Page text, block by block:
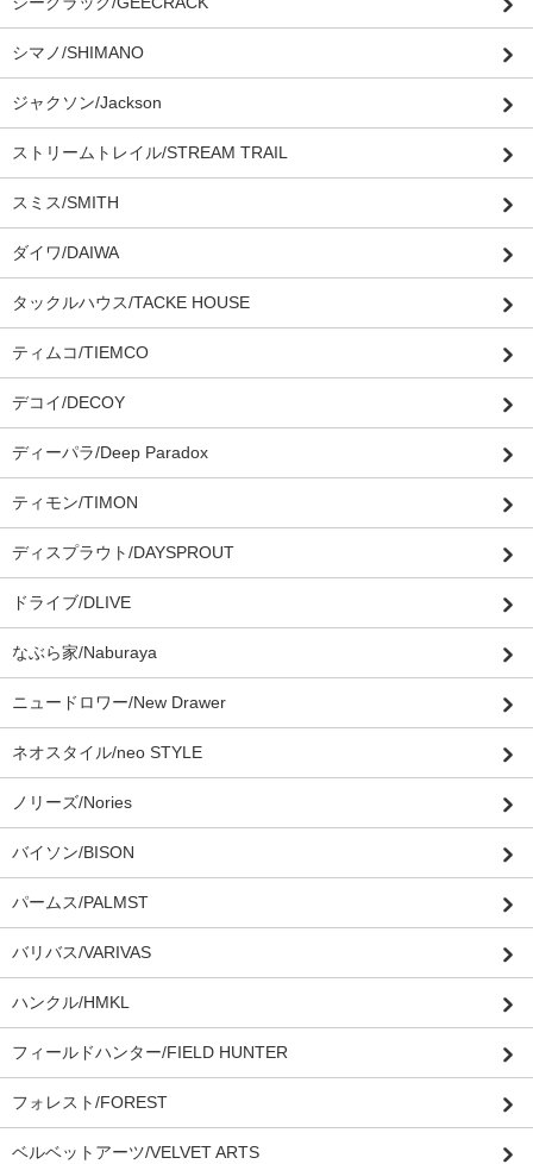
シマノ/SHIMANO
ジャクソン/Jackson
ストリームトレイル/STREAM TRAIL
スミス/SMITH
ダイワ/DAIWA
タックルハウス/TACKE HOUSE
ティムコ/TIEMCO
デコイ/DECOY
ディーパラ/Deep Paradox
ティモン/TIMON
ディスプラウト/DAYSPROUT
ドライブ/DLIVE
なぶら家/Naburaya
ニュードロワー/New Drawer
ネオスタイル/neo STYLE
ノリーズ/Nories
バイソン/BISON
パームス/PALMST
バリバス/VARIVAS
ハンクル/HMKL
フィールドハンター/FIELD HUNTER
フォレスト/FOREST
ベルベットアーツ/VELVET ARTS